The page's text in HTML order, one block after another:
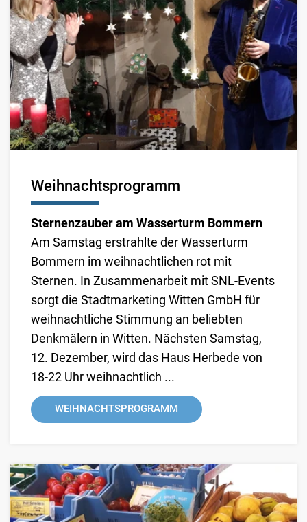
Weihnachtsprogramm
Sternenzauber am Wasserturm Bommern
Am Samstag erstrahlte der Wasserturm
Bommern im weihnachtlichen rot mit
Sternen. In Zusammenarbeit mit SNL-Events
sorgt die Stadtmarketing Witten GmbH für
weihnachtliche Stimmung an beliebten
Denkmälern in Witten. Nächsten Samstag,
12. Dezember, wird das Haus Herbede von
18-22 Uhr weihnachtlich ...
WEIHNACHTSPROGRAMM